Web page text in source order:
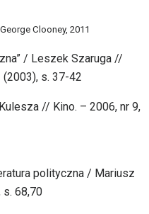
Clooney, 2011
/ Leszek Szaruga //
s. 37-42
// Kino. – 2006, nr 9,
polityczna / Mariusz
s. 68,70